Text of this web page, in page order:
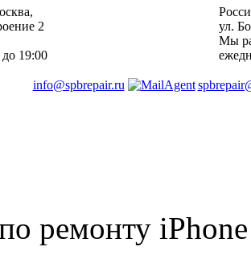
, ‎
2
19:00
ул.
Мы
info@spbrepair.ru
ремонту iPhone